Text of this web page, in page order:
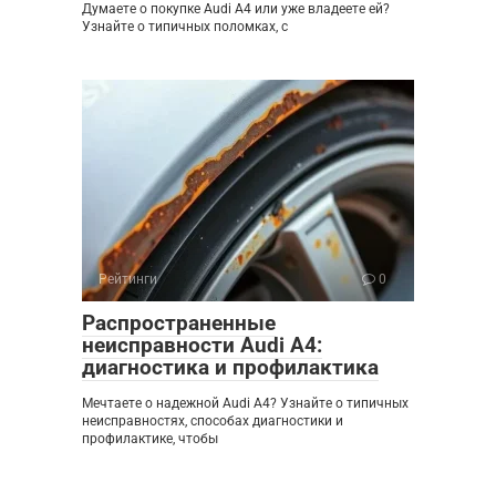
Думаете о покупке Audi A4 или уже владеете ей?
Узнайте о типичных поломках, с
Рейтинги 0
Распространенные
неисправности Audi A4:
диагностика и профилактика
Мечтаете о надежной Audi A4? Узнайте о типичных
неисправностях, способах диагностики и
профилактике, чтобы